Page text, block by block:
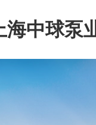
海中球泵